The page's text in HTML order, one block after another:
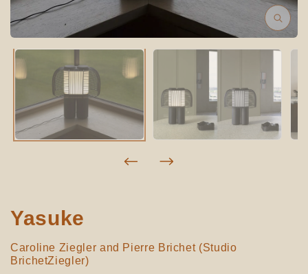
Yasuke
Caroline Ziegler and Pierre Brichet (Studio
BrichetZiegler)